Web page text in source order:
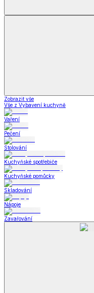
Zobrazit vše
Vše z Vybavení kuchyně
Vaření
Pečení
Stolování
Kuchyňské spotřebiče
Kuchyňské pomůcky
Skladování
Nápoje
Zavařování